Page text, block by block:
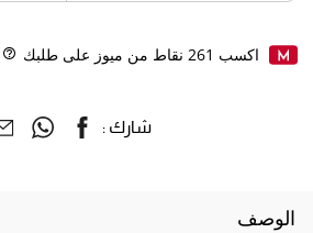
اكسب261نقاط من ميوز على طلبك
شارك :
الوصف